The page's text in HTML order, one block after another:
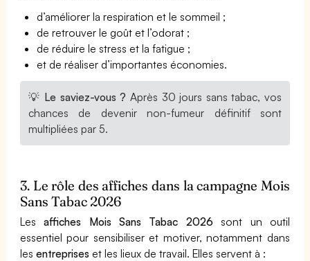
d’améliorer la respiration et le sommeil ;
de retrouver le goût et l’odorat ;
de réduire le stress et la fatigue ;
et de réaliser d’importantes économies.
💡 Le saviez-vous ? Après 30 jours sans tabac, vos
chances de devenir non-fumeur définitif sont
multipliées par 5.
3. Le rôle des affiches dans la campagne Mois
Sans Tabac 2026
Lesaffiches Mois Sans Tabac 2026 sont un outil
essentiel pour sensibiliser et motiver, notamment dans
lesentreprises et les lieux de travail. Elles servent à :